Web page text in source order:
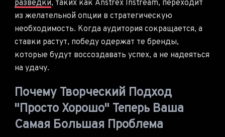
разведки, таких как Anstrex Instream, переходит
из желательной опции в стратегическую
необходимость. Когда аудитория сокращается, а
ставки растут, победу одержат те бренды,
которые будут воссоздавать успех, а не надеяться
на удачу.
Почему Творческий Подход
"просто Хорошо" Теперь Ваша
Самая Большая Проблема